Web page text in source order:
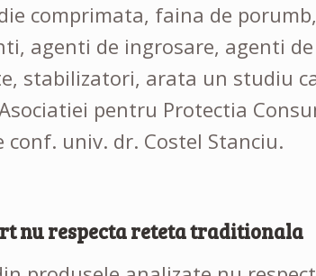
comprimata, faina de
agenti de ingrosare, agenti
stabilizatori, arata un studiu
pentru Protectia
univ. dr. Costel Stanciu.
nu respecta reteta traditionala